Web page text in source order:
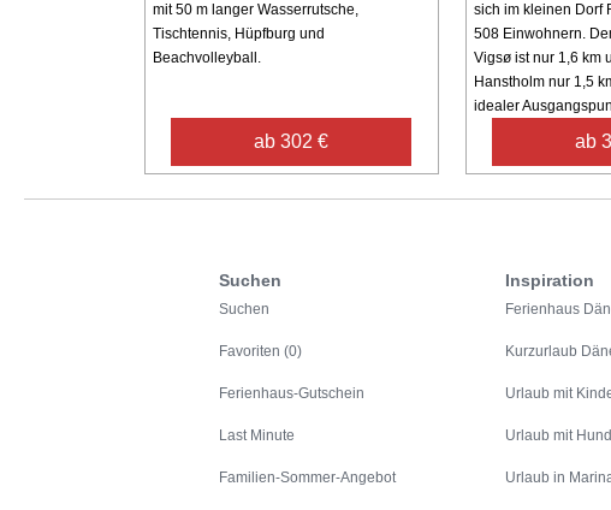
mit 50 m langer Wasserrutsche,
Tischtennis, Hüpfburg und
Beachvolleyball.
ab 302 €
sich im kleinen Dorf
508 Einwohnern.
Vigsø ist nur 1,6 km
Hanstholm nur 1,5
idealer
ab
Suchen
Suchen
Favoriten (0)
Ferienhaus-Gutschein
Last Minute
Familien-Sommer-Angebot
Inspiration
Ferienhaus
Kurzurlaub
Urlaub mit
Urlaub mit Hund
Urlaub in